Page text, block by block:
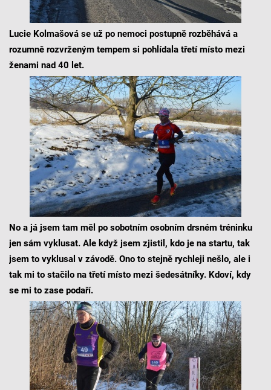
Lucie Kolmašová se už po nemoci postupně rozběhává a
rozumně rozvrženým tempem si pohlídala třetí místo mezi
ženami nad 40 let.
No a já jsem tam měl po sobotním osobním drsném tréninku
jen sám vyklusat. Ale když jsem zjistil, kdo je na startu, tak
jsem to vyklusal v závodě. Ono to stejně rychleji nešlo, ale i
tak mi to stačilo na třetí místo mezi šedesátníky. Kdoví, kdy
se mi to zase podaří.